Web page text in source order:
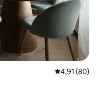
Průměrné
4,91 (80)